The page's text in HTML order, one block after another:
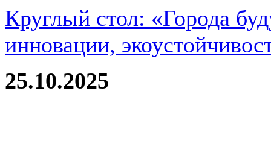
Круглый стол: «Города
инновации,
25.10.2025